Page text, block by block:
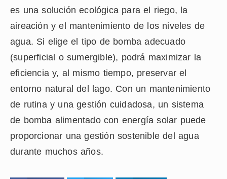
es una solución ecológica para el riego, la
aireación y el mantenimiento de los niveles de
agua. Si elige el tipo de bomba adecuado
(superficial o sumergible), podrá maximizar la
eficiencia y, al mismo tiempo, preservar el
entorno natural del lago. Con un mantenimiento
de rutina y una gestión cuidadosa, un sistema
de bomba alimentado con energía solar puede
proporcionar una gestión sostenible del agua
durante muchos años.